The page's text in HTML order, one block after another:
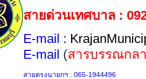
สายด่วนเทศบาล :
E-mail :
E-mail (สารบรรณกล
สายตรงนายกฯ : 065-1944496